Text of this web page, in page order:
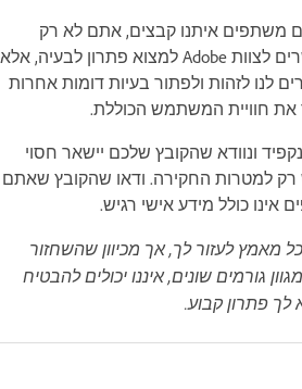
משתפים איתנו קבצים, אתם לא רק
מאפשרים לצוות Adobe למצוא פתרון לבעיה, אלא
לנו לזהות ולפתור בעיות דומות אחרות
את חוויית המשתמש הכוללת.
ונוודא שהקובץ שלכם יישאר חסוי
רק למטרות החקירה. ודאו שהקובץ שאתם
אינו כולל מידע אישי רגיש.
מאמץ לעזור לך, אך מכיוון שהשחזור
גורמים שונים, איננו יכולים להבטיח
פתרון קבוע.